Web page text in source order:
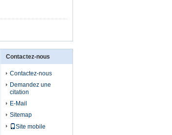
Contactez-nous
Contactez-nous
Demandez une
citation
E-Mail
Sitemap
Site mobile